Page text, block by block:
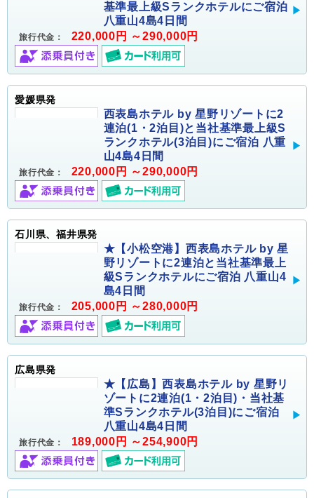
基準最上級Sランクホテルにご宿泊
八重山4島4日間
旅行代金： 220,000円 ～290,000円
愛媛県発
西表島ホテル by 星野リゾートに2
連泊(1・2泊目)と当社基準最上級S
ランクホテル(3泊目)にご宿泊 八重
山4島4日間
旅行代金： 220,000円 ～290,000円
石川県、福井県発
★【小松空港】西表島ホテル by 星
野リゾートに2連泊と当社基準最上
級Sランクホテルにご宿泊 八重山4
島4日間
旅行代金： 205,000円 ～280,000円
広島県発
★【広島】西表島ホテル by 星野リ
ゾートに2連泊(1・2泊目)・当社基
準Sランクホテル(3泊目)にご宿泊
八重山4島4日間
旅行代金： 189,000円 ～254,900円